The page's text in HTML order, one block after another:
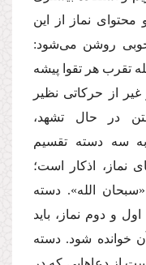
محتواى نماز از این
روشن مى‌شود:
تقرب هر تقوا پیشه
از حركاتى نظیر
در حال تشهد،
به سه دسته تقسیم
نماز، اذكار است؛
«سبحان الله». دسته
و دوم نماز، باید
خوانده شود. دسته